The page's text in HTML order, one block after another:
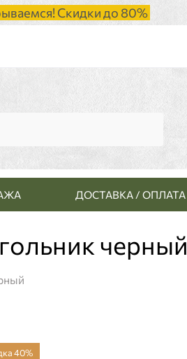
Скидки до 80%
ДОСТАВКА / ОПЛАТА
черный
40%